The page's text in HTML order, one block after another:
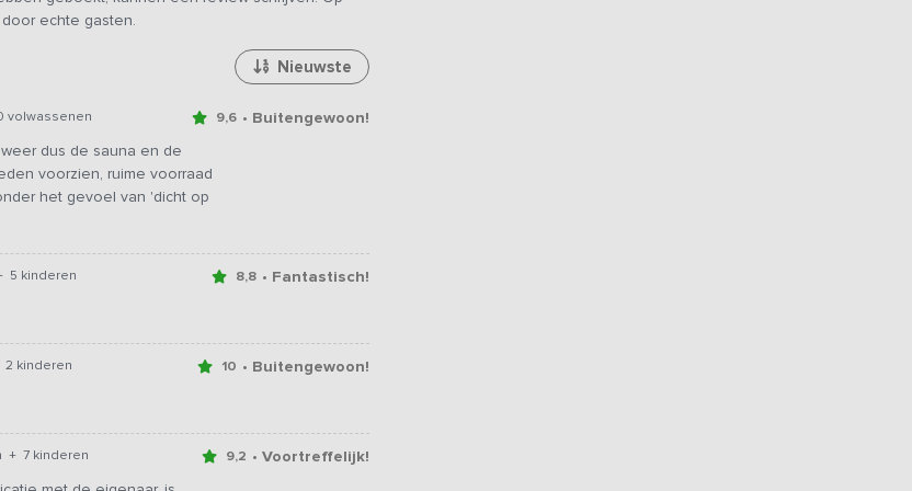
echte gasten.
Nieuwste
volwassenen 9,6 • Buitengewoon!
dus de sauna en de
voorzien, ruime voorraad
het gevoel van 'dicht op
5 kinderen 8,8 • Fantastisch!
kinderen 10 • Buitengewoon!
+ 7 kinderen 9,2 • Voortreffelijk!